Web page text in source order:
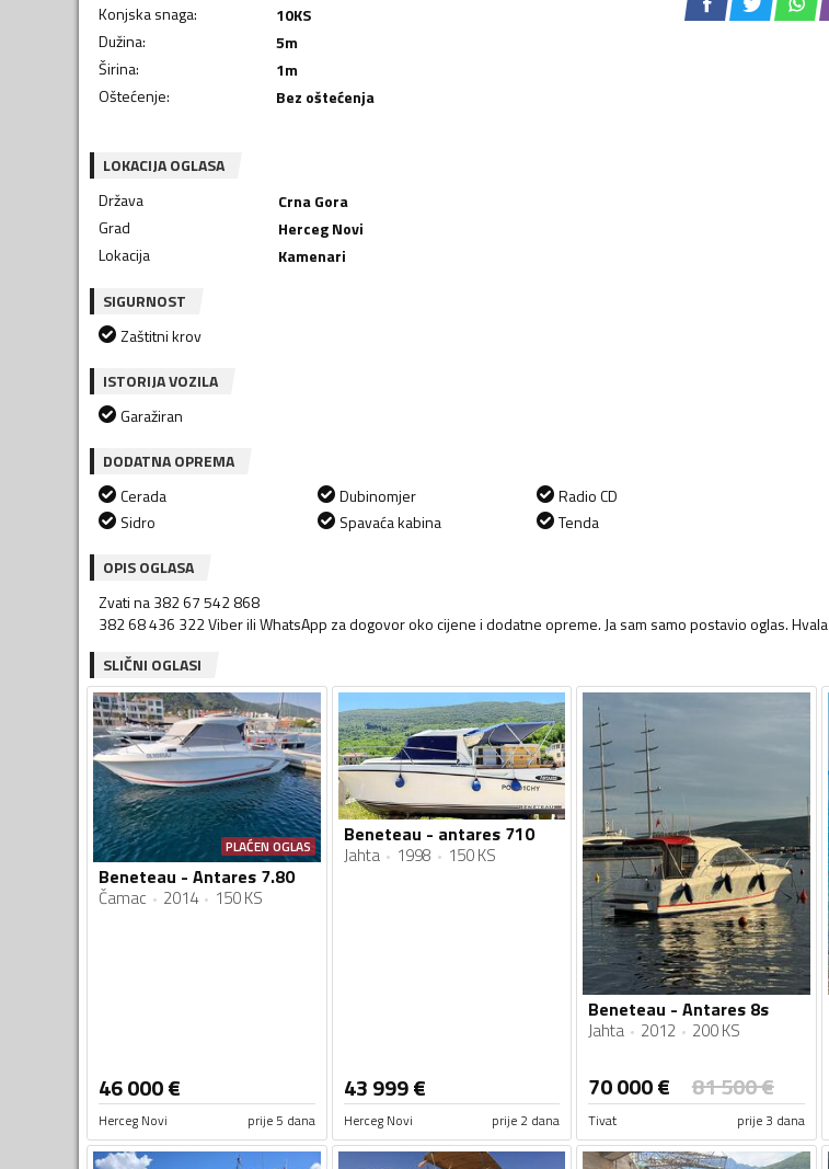
Konjska snaga: 10KS
Dužina: 5m
Širina: 1m
Oštećenje: Bez oštećenja
LOKACIJA OGLASA
Država
Crna Gora
Grad
Herceg Novi
Lokacija
Kamenari
SIGURNOST
Zaštitni krov
ISTORIJA VOZILA
Garažiran
DODATNA OPREMA
Cerada
Sidro
Dubinomjer
Spavaća kabina
Radio CD
Tenda
OPIS OGLASA
Zvati na 382 67 542 868
382 68 436 322 Viber ili WhatsApp za dogovor oko cijene i dodatne opreme. Ja sam samo postavio oglas. Hvala
SLIČNI OGLASI
PLAĆEN OGLAS
Beneteau - Antares 7.80
Čamac 2014 150 KS
46 000€
Herceg Novi prije 5 dana
Beneteau - antares 710
Jahta 1998 150 KS
43 999€
Herceg Novi prije 2 dana
Beneteau - Antares 8s
Jahta 2012 200 KS
70 000€ 81 500€
Tivat prije 3 dana